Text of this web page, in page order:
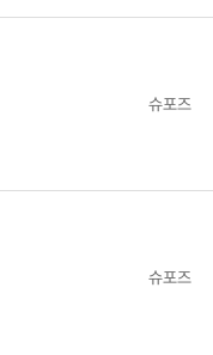
슈포즈
슈포즈